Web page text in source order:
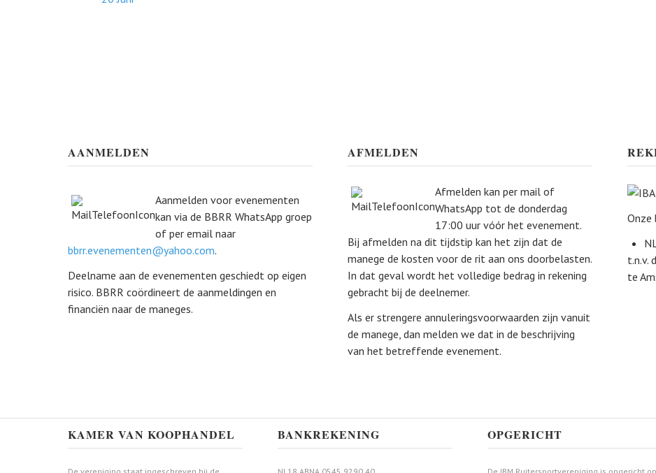
AANMELDEN
Aanmelden voor evenementen
kan via de BBRR WhatsApp groep
of per email naar
bbrr.evenementen@yahoo.com.
Deelname aan de evenementen geschiedt op eigen
risico. BBRR coördineert de aanmeldingen en
financiën naar de maneges.
AFMELDEN
Afmelden kan per mail of
WhatsApp tot de donderdag
17:00 uur vóór het evenement.
Bij afmelden na dit tijdstip kan het zijn dat de
manege de kosten voor de rit aan ons doorbelasten.
In dat geval wordt het volledige bedrag in rekening
gebracht bij de deelnemer.
Als er strengere annuleringsvoorwaarden zijn vanuit
de manege, dan melden we dat in de beschrijving
van het betreffende evenement.
Onze
t.n.v.
te
KAMER VAN KOOPHANDEL BANKREKENING OPGERICHT